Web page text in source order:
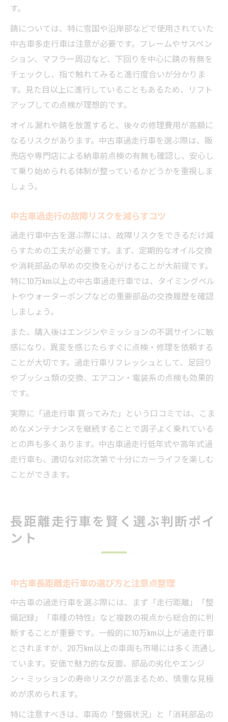
す。
錆については、特に雪国や沿岸部などで使用されていた
中古車多走行車は注意が必要です。フレームやサスペン
ション、マフラー周辺など、下回りを中心に錆の有無を
チェックし、指で触れてみると進行度合いが分かりま
す。見た目以上に進行していることもあるため、リフト
アップしての点検が理想的です。
オイル漏れや錆を放置すると、後々の修理費用が高額に
なるリスクがあります。中古車過走行車を選ぶ際は、販
売店や専門店による納車前点検の有無も確認し、安心し
て乗り始められる体制が整っているかどうかを重視しま
しょう。
中古車過走行の故障リスクを減らすコツ
過走行車中古を選ぶ際には、故障リスクをできるだけ減
らすための工夫が必要です。まず、定期的なオイル交換
や消耗部品の早めの交換を心がけることが大前提です。
特に10万km以上の中古車過走行車では、タイミングベル
トやウォーターポンプなどの重要部品の交換履歴を確認
しましょう。
また、購入後はエンジンやミッションの不調サインに敏
感になり、異変を感じたらすぐに点検・修理を依頼する
ことが大切です。過走行車リフレッシュとして、足回り
やブッシュ類の交換、エアコン・電装系の点検も効果的
です。
実際に「過走行車 買ってみた」という口コミでは、こま
めなメンテナンスを継続することで調子よく乗れている
との声も多くあります。中古車過走行低年式や高年式過
走行車も、適切な対応次第で十分にカーライフを楽しむ
ことができます。
長距離走行車を賢く選ぶ判断ポイ
ント
中古車長距離走行車の選び方と注意点整理
中古車の過走行車を選ぶ際には、まず「走行距離」「整
備記録」「車種の特性」など複数の視点から総合的に判
断することが重要です。一般的に10万km以上が過走行車
とされますが、20万km以上の車両も市場には多く流通し
ています。安価で魅力的な反面、部品の劣化やエンジ
ン・ミッションの寿命リスクが高まるため、慎重な見極
めが求められます。
特に注意すべきは、車両の「整備状況」と「消耗部品の